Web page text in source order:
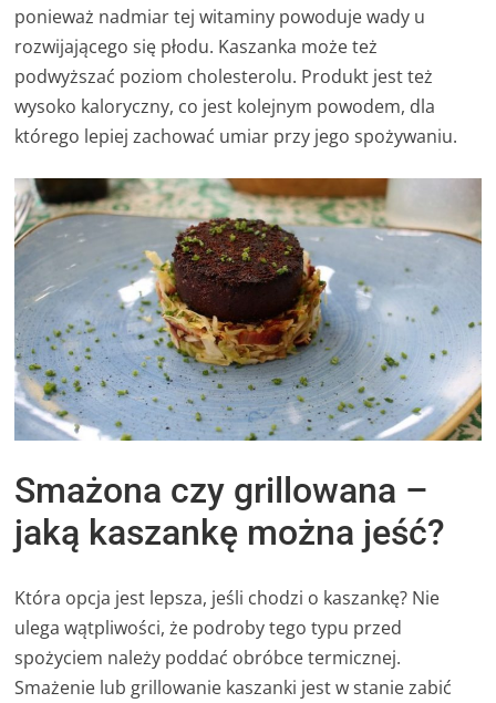
ponieważ nadmiar tej witaminy powoduje wady u
rozwijającego się płodu. Kaszanka może też
podwyższać poziom cholesterolu. Produkt jest też
wysoko kaloryczny, co jest kolejnym powodem, dla
którego lepiej zachować umiar przy jego spożywaniu.
Smażona czy grillowana –
jaką kaszankę można jeść?
Która opcja jest lepsza, jeśli chodzi o kaszankę? Nie
ulega wątpliwości, że podroby tego typu przed
spożyciem należy poddać obróbce termicznej.
Smażenie lub grillowanie kaszanki jest w stanie zabić